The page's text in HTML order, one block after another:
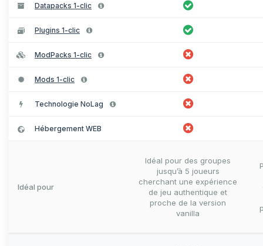
Datapacks 1-clic
Plugins 1-clic
ModPacks 1-clic
Mods 1-clic
Technologie NoLag
Hébergement WEB
Idéal pour
Idéal pour des groupes
jusqu’à 5 joueurs
cherchant une expérience
de jeu authentique et
proche de la version
vanilla